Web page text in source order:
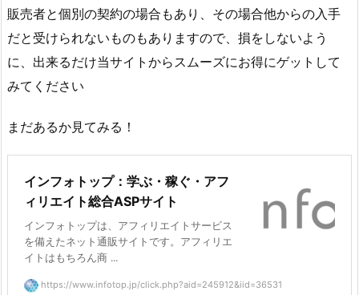
販売者と個別の契約の場合もあり、その場合他からの入手
だと受けられないものもありますので、損をしないよう
に、出来るだけ当サイトからスムーズにお得にゲットして
みてください
まだあるか見てみる！
インフォトップ：学ぶ・稼ぐ・アフ
ィリエイト総合ASPサイト
インフォトップは、アフィリエイトサービス
を備えたネット通販サイトです。アフィリエ
イトはもちろん商 ...
https://www.infotop.jp/click.php?aid=245912&iid=36531